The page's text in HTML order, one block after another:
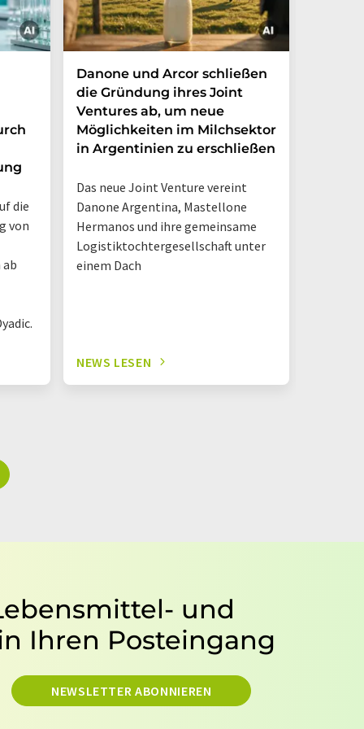
die
von
Danone und Arcor schließen
die Gründung ihres Joint
Ventures ab, um neue
Möglichkeiten im Milchsektor
in Argentinien zu erschließen
Das neue Joint Venture vereint
Danone Argentina, Mastellone
Hermanos und ihre gemeinsame
Logistiktochtergesellschaft unter
einem Dach
NEWS LESEN
und
Ihren Posteingang
NEWSLETTER ABONNIEREN